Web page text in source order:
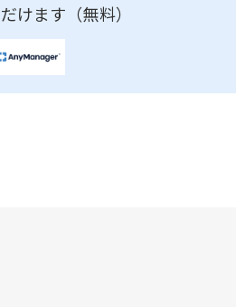
けます（無料）